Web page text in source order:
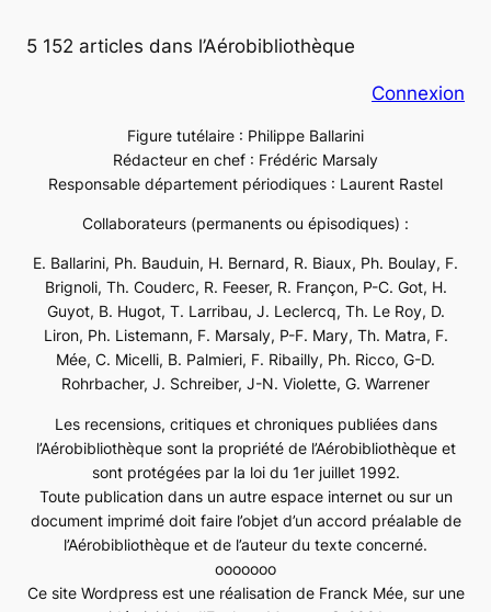
5 152 articles dans l’Aérobibliothèque
Connexion
Figure tutélaire : Philippe Ballarini
Rédacteur en chef : Frédéric Marsaly
Responsable département périodiques : Laurent Rastel
Collaborateurs (permanents ou épisodiques) :
E. Ballarini, Ph. Bauduin, H. Bernard, R. Biaux, Ph. Boulay, F.
Brignoli, Th. Couderc, R. Feeser, R. Françon, P-C. Got, H.
Guyot, B. Hugot, T. Larribau, J. Leclercq, Th. Le Roy, D.
Liron, Ph. Listemann, F. Marsaly, P-F. Mary, Th. Matra, F.
Mée, C. Micelli, B. Palmieri, F. Ribailly, Ph. Ricco, G-D.
Rohrbacher, J. Schreiber, J-N. Violette, G. Warrener
Les recensions, critiques et chroniques publiées dans
l’Aérobibliothèque sont la propriété de l’Aérobibliothèque et
sont protégées par la loi du 1er juillet 1992.
Toute publication dans un autre espace internet ou sur un
document imprimé doit faire l’objet d’un accord préalable de
l’Aérobibliothèque et de l’auteur du texte concerné.
ooooooo
Ce site Wordpress est une réalisation de Franck Mée, sur une